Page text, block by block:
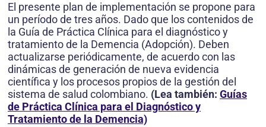
El presente plan de implementación se propone para
un período de tres años. Dado que los contenidos de
la Guía de Práctica Clínica para el diagnóstico y
tratamiento de la Demencia (Adopción). Deben
actualizarse periódicamente, de acuerdo con las
dinámicas de generación de nueva evidencia
científica y los procesos propios de la gestión del
sistema de salud colombiano. (Lea también: Guías
de Práctica Clínica para el Diagnóstico y
Tratamiento de la Demencia)